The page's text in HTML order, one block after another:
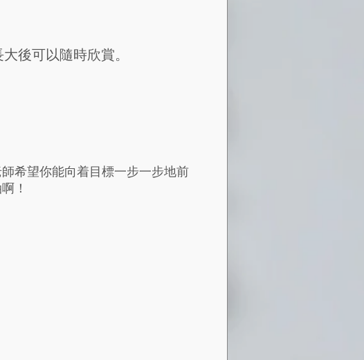
後可以隨時欣賞。
希望你能向着目標一步一步地前
！